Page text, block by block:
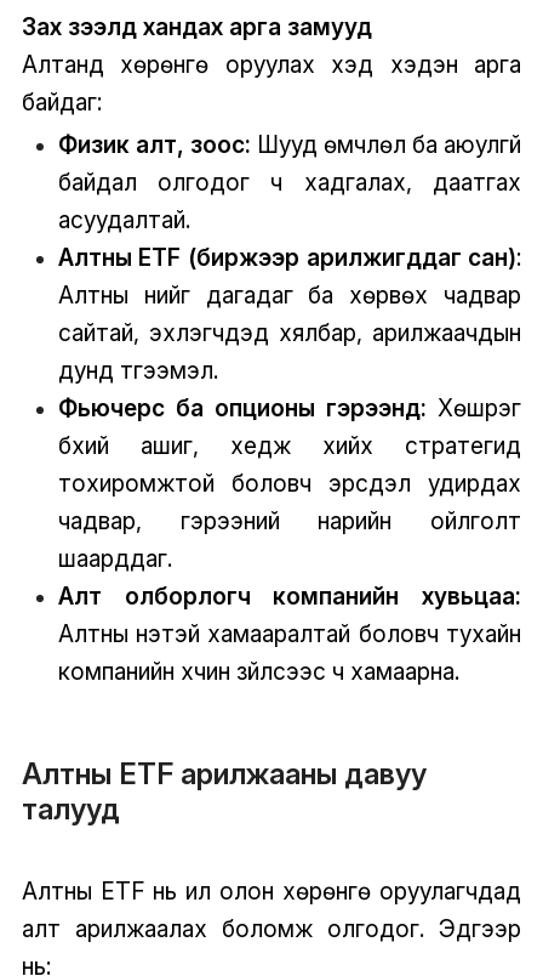
Зах зээлд хандах арга замууд
Алтанд хөрөнгө оруулах хэд хэдэн арга
байдаг:
Физик алт, зоос: Шууд өмчлөл ба аюулгүй
байдал олгодог ч хадгалах, даатгах
асуудалтай.
Алтны ETF (биржээр арилжигддаг сан):
Алтны үнийг дагадаг ба хөрвөх чадвар
сайтай, эхлэгчдэд хялбар, арилжаачдын
дунд түгээмэл.
Фьючерс ба опционы гэрээнүүд:Хөшүүрэг
бүхий ашиг, хедж хийх стратегид
тохиромжтой боловч эрсдэл удирдах
чадвар, гэрээний нарийн ойлголт
шаарддаг.
Алт олборлогч компанийн хувьцаа:
Алтны үнэтэй хамааралтай боловч тухайн
компанийн хүчин зүйлсээс ч хамаарна.
Алтны ETF арилжааны давуу
талууд
Алтны ETF нь илүү олон хөрөнгө оруулагчдад
алт арилжаалах боломж олгодог. Эдгээр
нь: